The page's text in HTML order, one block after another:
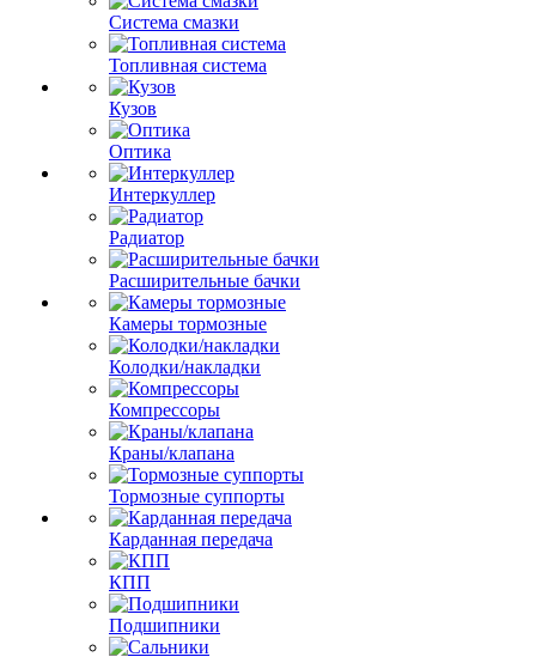
Система смазки
Топливная система
Кузов
Оптика
Интеркуллер
Радиатор
Расширительные бачки
Камеры тормозные
Колодки/накладки
Компрессоры
Краны/клапана
Тормозные суппорты
Карданная передача
КПП
Подшипники